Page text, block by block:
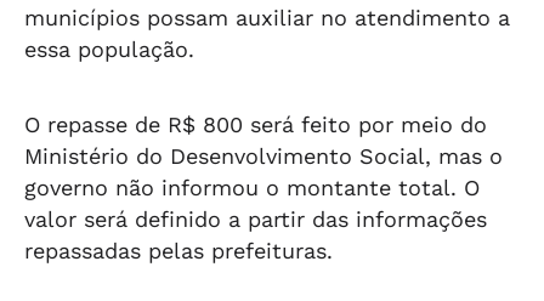
municípios possam auxiliar no atendimento a
essa população.
O repasse de R$ 800 será feito por meio do
Ministério do Desenvolvimento Social, mas o
governo não informou o montante total. O
valor será definido a partir das informações
repassadas pelas prefeituras.